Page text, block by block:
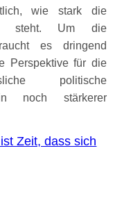
wie stark die
steht. Um die
es dringend
Perspektive für die
politische
noch stärkerer
Zeit, dass sich